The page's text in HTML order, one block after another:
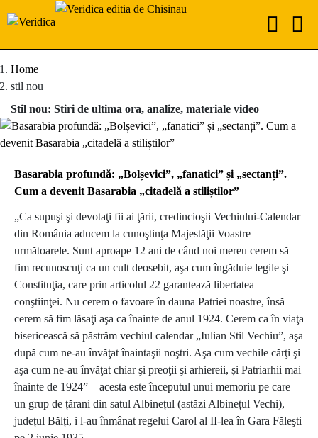
Home
stil nou
Stil nou: Stiri de ultima ora, analize, materiale video
Basarabia profundă: „Bolșevici”, „fanatici” și „sectanți”.
Cum a devenit Basarabia „citadelă a stiliștilor”
„Ca supuşi şi devotaţi fii ai ţării, credincioşii Vechiului-Calendar
din România aducem la cunoştinţa Majestăţii Voastre
următoarele. Sunt aproape 12 ani de când noi mereu cerem să
fim recunoscuţi ca un cult deosebit, aşa cum îngăduie legile şi
Constituţia, care prin articolul 22 garantează libertatea
conştiinţei. Nu cerem o favoare în dauna Patriei noastre, însă
cerem să fim lăsaţi aşa ca înainte de anul 1924. Cerem ca în viaţa
bisericească să păstrăm vechiul calendar „Iulian Stil Vechiu”, aşa
după cum ne-au învăţat înaintaşii noştri. Aşa cum vechile cărţi şi
aşa cum ne-au învăţat chiar şi preoţii şi arhiereii, și Patriarhii mai
înainte de 1924” – acesta este începutul unui memoriu pe care
un grup de țărani din satul Albinețul (astăzi Albinețul Vechi),
județul Bălți, i l-au înmânat regelui Carol al II-lea în Gara Făleşti